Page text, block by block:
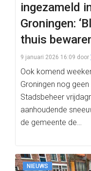
ingezameld
Groningen:
thuis
9 januari 2026 16:09 door
Ook komend
Groningen nog
Stadsbeheer
aanhoudende
de gemeente de…
NIEUWS